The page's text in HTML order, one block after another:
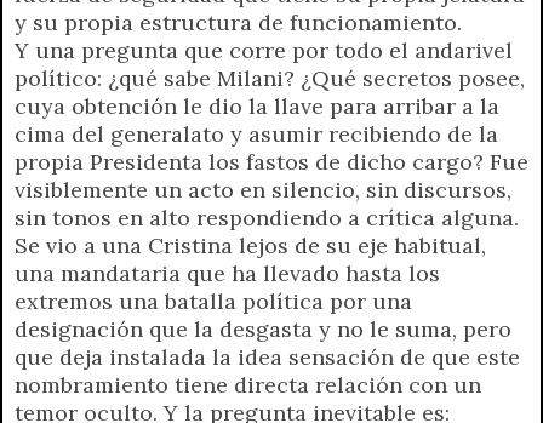
y su propia estructura de funcionamiento.
Y una pregunta que corre por todo el andarivel
político: ¿qué sabe Milani? ¿Qué secretos posee,
cuya obtención le dio la llave para arribar a la
cima del generalato y asumir recibiendo de la
propia Presidenta los fastos de dicho cargo? Fue
visiblemente un acto en silencio, sin discursos,
sin tonos en alto respondiendo a crítica alguna.
Se vio a una Cristina lejos de su eje habitual,
una mandataria que ha llevado hasta los
extremos una batalla política por una
designación que la desgasta y no le suma, pero
que deja instalada la idea sensación de que este
nombramiento tiene directa relación con un
temor oculto. Y la pregunta inevitable es: